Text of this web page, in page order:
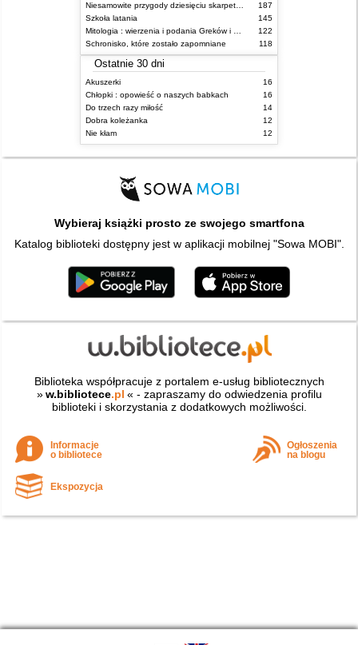
187
Szkoła latania
145
122
Schronisko, które zostało zapomniane
118
Ostatnie 30 dni
Akuszerki
16
Chłopki : opowieść o naszych babkach
16
Do trzech razy miłość
14
Dobra koleżanka
12
Nie kłam
12
Wybieraj książki prosto ze swojego smartfona
Katalog biblioteki dostępny jest w aplikacji mobilnej "Sowa MOBI".
Biblioteka współpracuje z portalem e-usług bibliotecznych
» w.bibliotece.pl « - zapraszamy do odwiedzenia profilu
biblioteki i skorzystania z dodatkowych możliwości.
Informacje
o bibliotece
Ogłoszenia
na blogu
Ekspozycja